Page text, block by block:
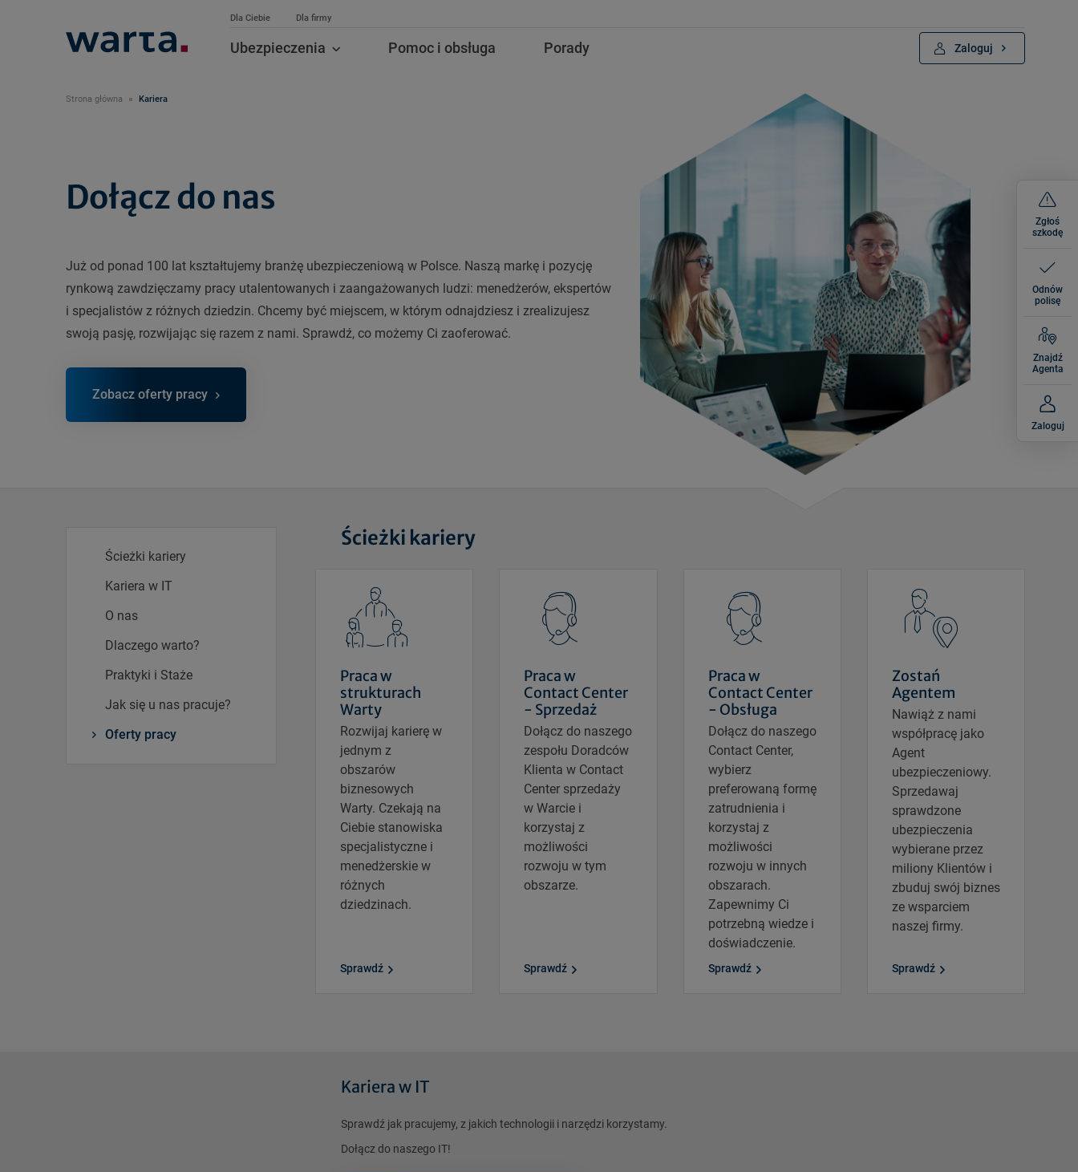
Dla Ciebie Dla firmy
Ubezpieczenia Pomoc i obsługa Porady Zaloguj
Strona główna Kariera
Dołącz do nas
Już od ponad 100 lat kształtujemy branżę ubezpieczeniową w Polsce. Naszą markę i pozycję
rynkową zawdzięczamy pracy utalentowanych i zaangażowanych ludzi: menedżerów, ekspertów
i specjalistów z różnych dziedzin. Chcemy być miejscem, w którym odnajdziesz i zrealizujesz
swoją pasję, rozwijając się razem z nami. Sprawdź, co możemy Ci zaoferować.
Zobacz oferty pracy
Ścieżki kariery
Kariera w IT
O nas
Dlaczego warto?
Praktyki i Staże
Jak się u nas pracuje?
Oferty pracy
Ścieżki kariery
Praca w
strukturach
Warty
Rozwijaj karierę w
jednym z
obszarów
biznesowych
Warty. Czekają na
Ciebie stanowiska
specjalistyczne i
menedżerskie w
różnych
dziedzinach.
Sprawdź
Praca w
Contact Center
- Sprzedaż
Dołącz do naszego
zespołu Doradców
Klienta w Contact
Center sprzedaży
w Warcie i
korzystaj z
możliwości
rozwoju w tym
obszarze.
Sprawdź
Praca w
Contact Center
- Obsługa
Dołącz do naszego
Contact Center,
wybierz
preferowaną formę
zatrudnienia i
korzystaj z
możliwości
rozwoju w innych
obszarach.
Zapewnimy Ci
potrzebną wiedze i
doświadczenie.
Sprawdź
Zostań
Agentem
Nawiąż z nami
współpracę jako
Agent
ubezpieczeniowy.
Sprzedawaj
sprawdzone
ubezpieczenia
wybierane przez
miliony Klientów i
zbuduj swój biznes
ze wsparciem
naszej firmy.
Sprawdź
Kariera w IT
Sprawdź jak pracujemy, z jakich technologii i narzędzi korzystamy.
Dołącz do naszego IT!
Zgłoś
szkodę
Odnów
polisę
Znajdź
Agenta
Zaloguj